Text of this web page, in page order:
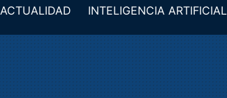
ACTUALIDAD INTELIGENCIA ARTIFICIAL